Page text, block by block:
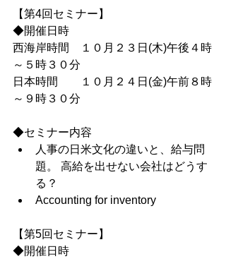
【第4回セミナー】
◆開催日時
西海岸時間　１０月２３日(木)午後４時
～５時３０分
日本時間　　１０月２４日(金)午前８時
～９時３０分
◆セミナー内容
人事の日米文化の違いと、給与問
題。 高給を出せない会社はどうす
る？
Accounting for inventory
【第5回セミナー】
◆開催日時